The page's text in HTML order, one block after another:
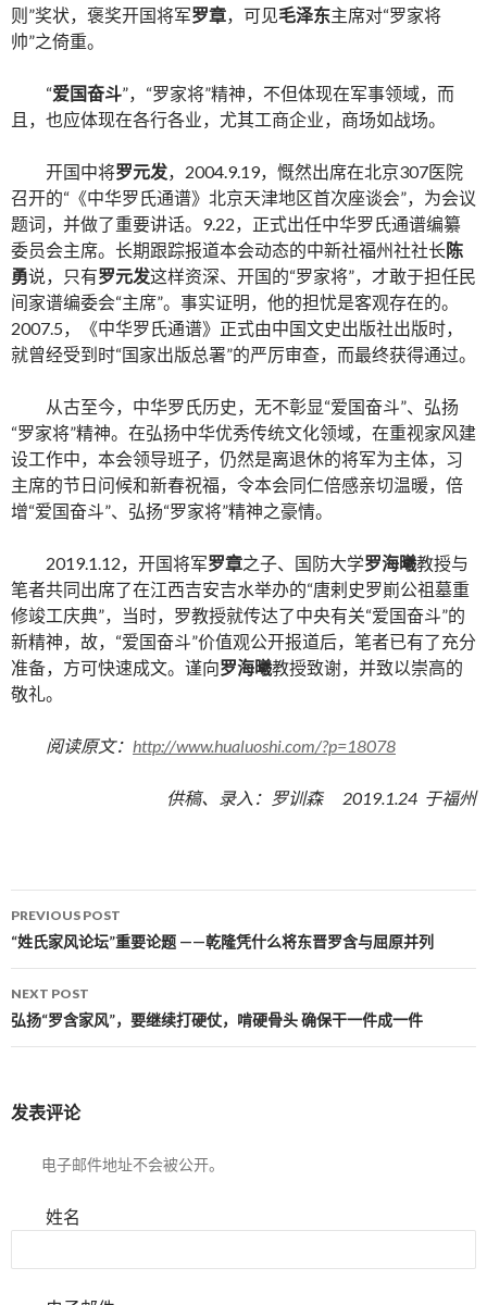
则”奖状，褒奖开国将军罗章，可见毛泽东主席对“罗家将
帅”之倚重。
“爱国奋斗”， “罗家将”精神，不但体现在军事领域，而
且，也应体现在各行各业，尤其工商企业，商场如战场。
开国中将罗元发， 2004.9.19，慨然出席在北京307医院
召开的“ 《中华罗氏通谱》北京天津地区首次座谈会”，为会议
题词，并做了重要讲话。 9.22，正式出任中华罗氏通谱编纂
委员会主席。长期跟踪报道本会动态的中新社福州社社长陈
勇说，只有罗元发这样资深、开国的“罗家将”，才敢于担任民
间家谱编委会“主席”。事实证明，他的担忧是客观存在的。
2007.5，《中华罗氏通谱》正式由中国文史出版社出版时，
就曾经受到时“国家出版总署”的严厉审查，而最终获得通过。
从古至今，中华罗氏历史，无不彰显“爱国奋斗”、弘扬
“罗家将”精神。在弘扬中华优秀传统文化领域，在重视家风建
设工作中，本会领导班子，仍然是离退休的将军为主体，习
主席的节日问候和新春祝福，令本会同仁倍感亲切温暖，倍
增“爱国奋斗”、弘扬“罗家将”精神之豪情。
2019.1.12，开国将军罗章之子、国防大学罗海曦教授与
笔者共同出席了在江西吉安吉水举办的“唐剌史罗崱公祖墓重
修竣工庆典”，当时，罗教授就传达了中央有关“爱国奋斗”的
新精神，故， “爱国奋斗”价值观公开报道后，笔者已有了充分
准备，方可快速成文。谨向罗海曦教授致谢，并致以崇高的
敬礼。
阅读原文： http://www.hualuoshi.com/?p=18078
供稿、录入：罗训森2019.1.24 于福州
Post navigation
PREVIOUS POST
“姓氏家风论坛”重要论题 ——乾隆凭什么将东晋罗含与屈原并列
NEXT POST
弘扬“罗含家风”，要继续打硬仗，啃硬骨头 确保干一件成一件
发表评论
电子邮件地址不会被公开。
姓名